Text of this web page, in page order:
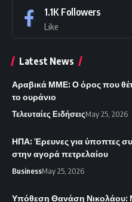
1.1K Followers
Like
Latest News
Αραβικά ΜΜΕ: Ο όρος που
το ουράνιο
Τελευταίες ΕιδήσειςMay 25, 2026
ΗΠΑ: Έρευνες για ύποπτες
στην αγορά πετρελαίου
BusinessMay 25, 2026
Υπόθεση Θανάση Νικολάου: